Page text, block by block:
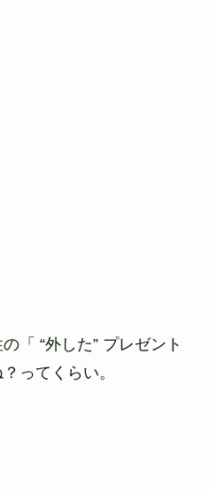
「 “外した” プレゼント
ってくらい。